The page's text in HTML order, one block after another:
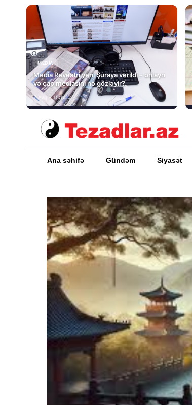
MEDİA
Media Reyestri yeni Şuraya verildi – onlayn
və çap mediasını nə gözləyir?
7 Avq • 15:14
Ana səhifə Gündəm Siyasət